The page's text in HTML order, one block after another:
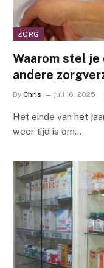
ZORG
Waarom stel je
andere
By Chris juli 16, 2025
Het einde van het
weer tijd is om…